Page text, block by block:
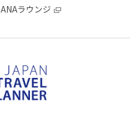
ANAラウンジ